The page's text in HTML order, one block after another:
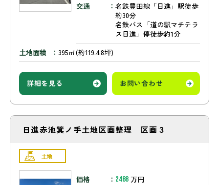
交通
名鉄豊田線「日進」駅徒歩
約30分
名鉄バス「道の駅マチテラ
ス日進」停徒歩約1分
土地面積
395㎡(約119.48坪)
詳細を見る お問い合わせ
日進赤池箕ノ手土地区画整理 区画３
土地
価格 2488 万円